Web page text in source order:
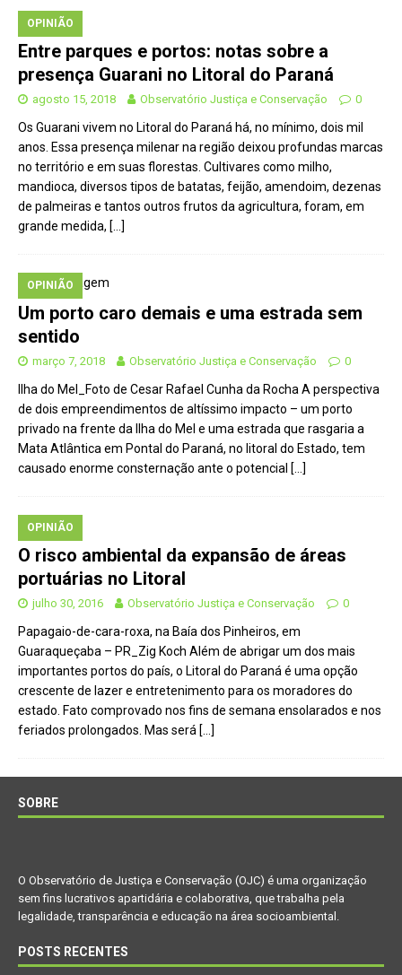
OPINIÃO
Entre parques e portos: notas sobre a
presença Guarani no Litoral do Paraná
agosto 15, 2018 Observatório Justiça e Conservação 0
Os Guarani vivem no Litoral do Paraná há, no mínimo, dois mil
anos. Essa presença milenar na região deixou profundas marcas
no território e em suas florestas. Cultivares como milho,
mandioca, diversos tipos de batatas, feijão, amendoim, dezenas
de palmeiras e tantos outros frutos da agricultura, foram, em
grande medida, […]
OPINIÃO
Um porto caro demais e uma estrada sem
sentido
março 7, 2018 Observatório Justiça e Conservação 0
Ilha do Mel_Foto de Cesar Rafael Cunha da Rocha A perspectiva
de dois empreendimentos de altíssimo impacto – um porto
privado na frente da Ilha do Mel e uma estrada que rasgaria a
Mata Atlântica em Pontal do Paraná, no litoral do Estado, tem
causado enorme consternação ante o potencial […]
OPINIÃO
O risco ambiental da expansão de áreas
portuárias no Litoral
julho 30, 2016 Observatório Justiça e Conservação 0
Papagaio-de-cara-roxa, na Baía dos Pinheiros, em
Guaraqueçaba – PR_Zig Koch Além de abrigar um dos mais
importantes portos do país, o Litoral do Paraná é uma opção
crescente de lazer e entretenimento para os moradores do
estado. Fato comprovado nos fins de semana ensolarados e nos
feriados prolongados. Mas será […]
SOBRE
O Observatório de Justiça e Conservação (OJC) é uma organização
sem fins lucrativos apartidária e colaborativa, que trabalha pela
legalidade, transparência e educação na área socioambiental.
POSTS RECENTES